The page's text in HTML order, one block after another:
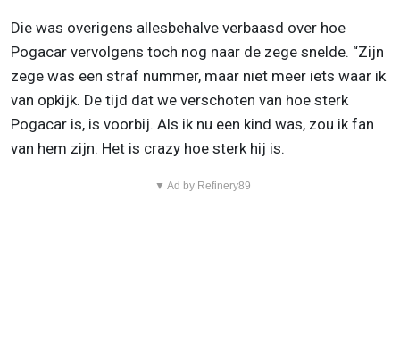
Die was overigens allesbehalve verbaasd over hoe
Pogacar vervolgens toch nog naar de zege snelde. “Zijn
zege was een straf nummer, maar niet meer iets waar ik
van opkijk. De tijd dat we verschoten van hoe sterk
Pogacar is, is voorbij. Als ik nu een kind was, zou ik fan
van hem zijn. Het is crazy hoe sterk hij is.
▼ Ad by Refinery89